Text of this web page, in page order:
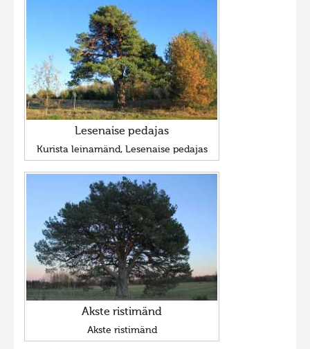
Lesenaise pedajas
Kurista leinamänd, Lesenaise pedajas
Akste ristimänd
Akste ristimänd